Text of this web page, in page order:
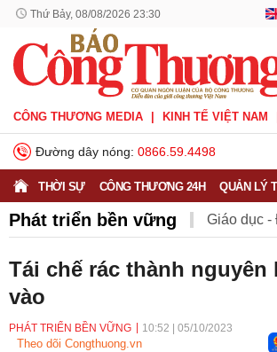
Thứ Bảy, 08/08/2026 23:31
CÔNG THƯƠNG MEDIA KINH TẾ VIỆT NAM
Đường dây nóng: 0866.59.4498
THỜI SỰ CÔNG THƯƠNG 24H QUẢN LÝ
Phát triển bền vững Giáo dục -
Phát triển bền vững
Tái chế rác thành nguyên
vào
PHÁT TRIỂN BỀN VỮNG 10:52 05/10/2023
Theo dõi Congthuong.vn